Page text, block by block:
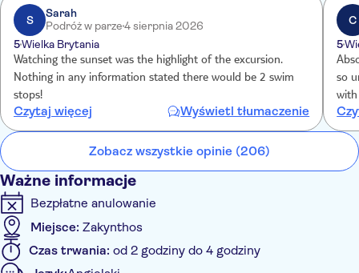
Szczególna atmosfera zaczyna się budować już w momencie
wejścia na pokład łodzi. Drewniana łódź caïque nostalgicznie
kojarzy się z tradycją. Rybacy we wschodniej części Morza
Śródziemnego używają tych łodzi od czasów starożytnych. Na
pokładzie znajdzie się przewodnik, który opowie Ci o wszystkim,
co dotyczy Zakynthos. Wypływając z portu Agios Sostis na
południu, popłyniesz w kierunku Marathonisi, małej wysepki
znanej lokalnie jako Wyspa Żółwi. Przy brzegu odbędzie się
przerwa na pływanie wczesnym wieczorem. Zobaczysz jaskinie i,
przy odrobinie szczęścia, żółwie karetta, a następnie popłyniesz
na zachodnie wybrzeże, aby złapać zachód słońca.
Miejsce, z którego będziesz podziwiać zachód słońca znajduje
się pobliżu skał Misithres. Pomarańczowe słońce chowa się za
horyzontem pomiędzy dwiema formacjami skalnymi i robi
niesamowite wrażenie. Zdjęcia tego zjawiska robią furorę na
S
Sarah
Podróż w parze4 sierpnia 2026
5Wielka Brytania
Watching the sunset was the highlight of the excursion.
Nothing in any information stated there would be 2 swim
stops!
Czytaj więcej Wyświetl tłumaczenie
C
5
so
Zobacz wszystkie opinie (206)
Ważne informacje
Bezpłatne anulowanie
Miejsce: Zakynthos
Czas trwania: od 2 godziny do 4 godziny